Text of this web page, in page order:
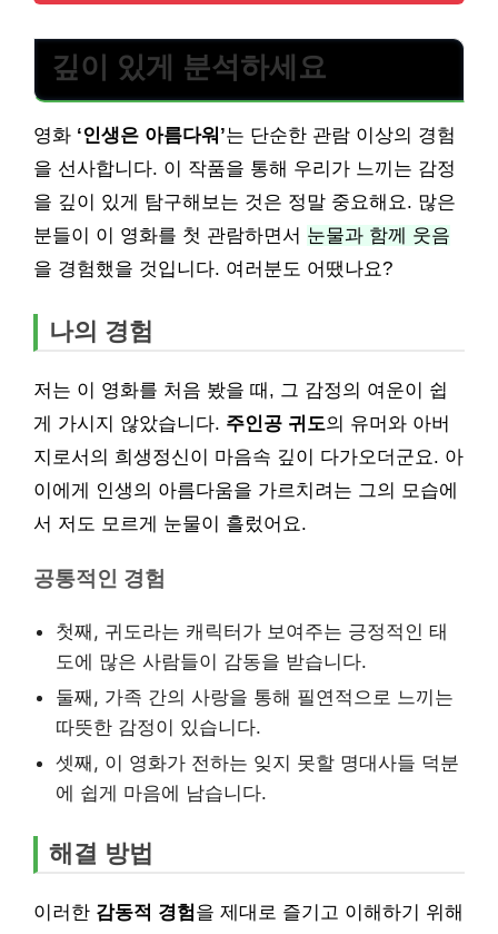
깊이 있게 분석하세요
영화 ‘인생은 아름다워’는 단순한 관람 이상의 경험
을 선사합니다. 이 작품을 통해 우리가 느끼는 감정
을 깊이 있게 탐구해보는 것은 정말 중요해요. 많은
분들이 이 영화를 첫 관람하면서 눈물과 함께 웃음
을 경험했을 것입니다. 여러분도 어땠나요?
나의 경험
저는 이 영화를 처음 봤을 때, 그 감정의 여운이 쉽
게 가시지 않았습니다. 주인공 귀도의 유머와 아버
지로서의 희생정신이 마음속 깊이 다가오더군요. 아
이에게 인생의 아름다움을 가르치려는 그의 모습에
서 저도 모르게 눈물이 흘렀어요.
공통적인 경험
첫째, 귀도라는 캐릭터가 보여주는 긍정적인 태
도에 많은 사람들이 감동을 받습니다.
둘째, 가족 간의 사랑을 통해 필연적으로 느끼는
따뜻한 감정이 있습니다.
셋째, 이 영화가 전하는 잊지 못할 명대사들 덕분
에 쉽게 마음에 남습니다.
해결 방법
이러한 감동적 경험을 제대로 즐기고 이해하기 위해